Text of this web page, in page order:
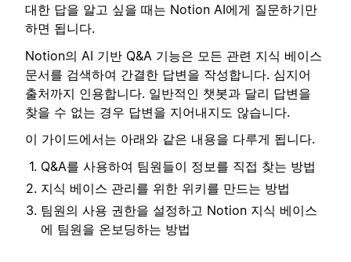
대한 답을 알고 싶을 때는 Notion AI에게 질문하기만
하면 됩니다.
Notion의 AI 기반 Q&A 기능은 모든 관련 지식 베이스
문서를 검색하여 간결한 답변을 작성합니다. 심지어
출처까지 인용합니다. 일반적인 챗봇과 달리 답변을
찾을 수 없는 경우 답변을 지어내지도 않습니다.
이 가이드에서는 아래와 같은 내용을 다루게 됩니다.
Q&A를 사용하여 팀원들이 정보를 직접 찾는 방법
지식 베이스 관리를 위한 위키를 만드는 방법
팀원의 사용 권한을 설정하고 Notion 지식 베이스
에 팀원을 온보딩하는 방법